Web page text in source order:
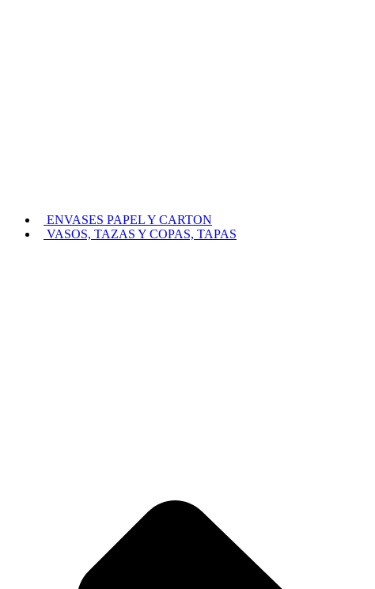
ENVASES PAPEL Y CARTON
VASOS, TAZAS Y COPAS, TAPAS